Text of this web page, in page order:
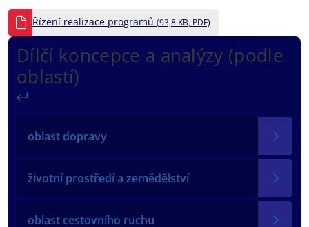
Dílčí koncepce a analýzy (podle
oblastí)
oblast dopravy
životní prostředí a zemědělství
oblast cestovního ruchu
Řízení realizace programů (93,8 KB, PDF)